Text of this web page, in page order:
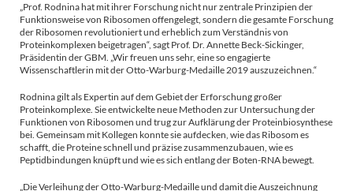
„Prof. Rodnina hat mit ihrer Forschung nicht nur zentrale Prinzipien der
Funktionsweise von Ribosomen offengelegt, sondern die gesamte Forschung
der Ribosomen revolutioniert und erheblich zum Verständnis von
Proteinkomplexen beigetragen“, sagt Prof. Dr. Annette Beck-Sickinger,
Präsidentin der GBM. „Wir freuen uns sehr, eine so engagierte
Wissenschaftlerin mit der Otto-Warburg-Medaille 2019 auszuzeichnen.“
Rodnina gilt als Expertin auf dem Gebiet der Erforschung großer
Proteinkomplexe. Sie entwickelte neue Methoden zur Untersuchung der
Funktionen von Ribosomen und trug zur Aufklärung der Proteinbiosynthese
bei. Gemeinsam mit Kollegen konnte sie aufdecken, wie das Ribosom es
schafft, die Proteine schnell und präzise zusammenzubauen, wie es
Peptidbindungen knüpft und wie es sich entlang der Boten-RNA bewegt.
„Die Verleihung der Otto-Warburg-Medaille und damit die Auszeichnung